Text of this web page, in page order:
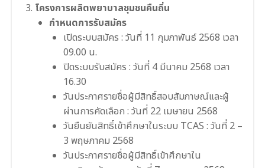
โครงการผลิตพยาบาลชุมชนคืนถิ่น
กำหนดการรับสมัคร
เปิดระบบสมัคร : วันที่ 11 กุมภาพันธ์ 2568 เวลา
09.00 น.
ปิดระบบรับสมัคร : วันที่ 4 มีนาคม 2568 เวลา
16.30
วันประกาศรายชื่อผู้มีสิทธิ์สอบสัมภาษณ์และผู้
ผ่านการคัดเลือก : วันที่ 22 เมษายน 2568
วันยืนยันสิทธิ์เข้าศึกษาในระบบ TCAS : วันที่ 2 –
3 พฤษภาคม 2568
วันประกาศรายชื่อผู้มีสิทธิ์เข้าศึกษาใน